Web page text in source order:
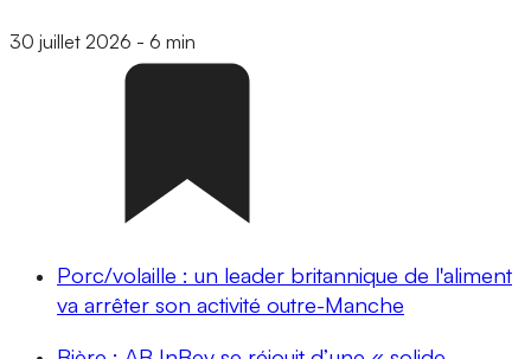
30 juillet 2026 - 6 min
Porc/volaille : un leader britannique de l'aliment
va arrêter son activité outre-Manche